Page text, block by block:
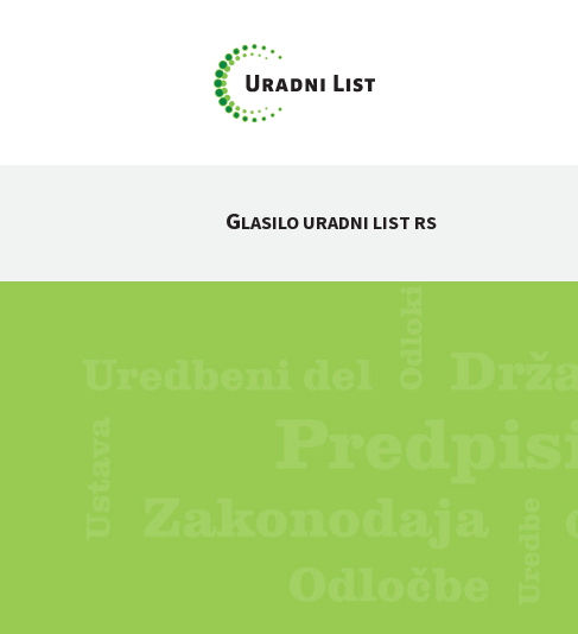
GLASILO URADNI LIST RS